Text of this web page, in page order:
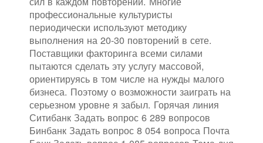
профессиональные культуристы
периодически используют методику
выполнения на 20-30 повторений в сете.
Поставщики факторинга всеми силами
пытаются сделать эту услугу массовой,
ориентируясь в том числе на нужды малого
бизнеса. Поэтому о возможности заиграть на
серьезном уровне я забыл. Горячая линия
Ситибанк Задать вопрос 6 289 вопросов
Бинбанк Задать вопрос 8 054 вопроса Почта